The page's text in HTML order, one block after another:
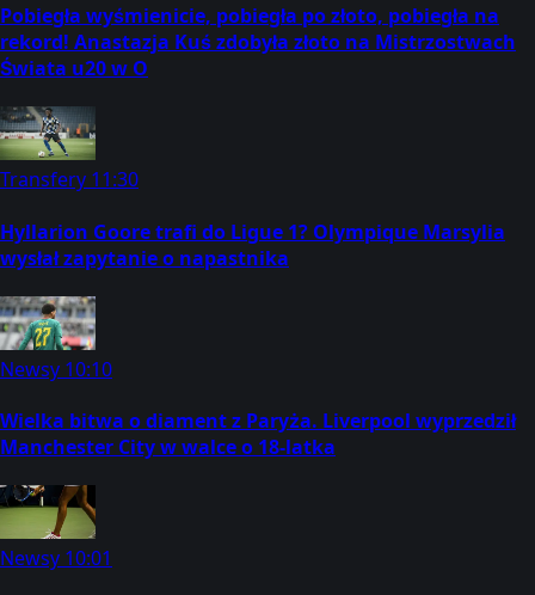
Pobiegła wyśmienicie, pobiegła po złoto, pobiegła na
rekord! Anastazja Kuś zdobyła złoto na Mistrzostwach
Świata u20 w O
Transfery 11:30
Hyllarion Goore trafi do Ligue 1? Olympique Marsylia
wysłał zapytanie o napastnika
Newsy 10:10
Wielka bitwa o diament z Paryża. Liverpool wyprzedził
Manchester City w walce o 18-latka
Newsy 10:01